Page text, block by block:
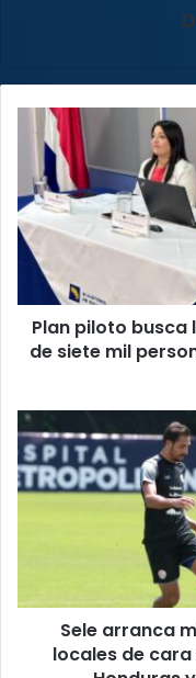
piloto
busca
atención
integral
para
más
de
siete
mil
condición
de
calle
en
Plan piloto
de siete mil
Sele
arranca
microciclo
con
cara
Sele arranca
locales de